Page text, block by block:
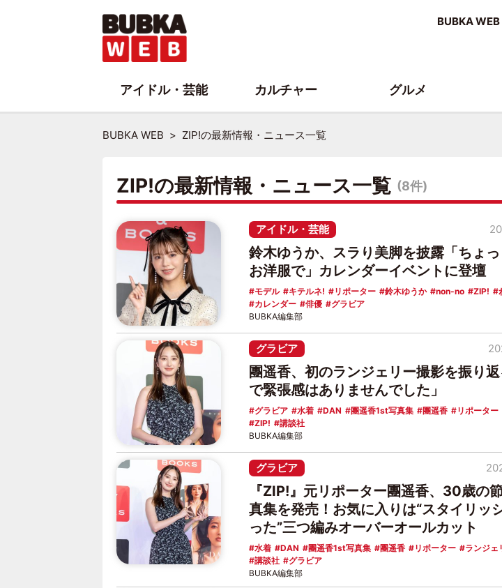
BUBKA
BUBKA WEB ZIP!の最新情報・ニュース一覧
ZIP!の最新情報・ニュース一覧 (8件)
アイドル・芸能
鈴木ゆうか、スラり美脚を披露「ちょ
お洋服で」カレンダーイベントに登壇
モデル キテルネ! リポーター 鈴木ゆうか non-no ZIP!
カレンダー
俳優 グラビア
BUBKA編集部
グラビア
團遥香、初のランジェリー撮影を振り
で緊張感はありませんでした」
グラビア 水着 DAN 團遥香1st写真集 團遥香 リポーター
ZIP!
講談社
BUBKA編集部
グラビア
『ZIP!』元リポーター團遥香、30歳の
真集を発売！お気に入りは“スタイリッ
った”三つ編みオーバーオールカット
水着 DAN 團遥香1st写真集 團遥香 リポーター ランジェ
講談社
グラビア
BUBKA編集部
アイドル・芸能 カルチャー グルメ